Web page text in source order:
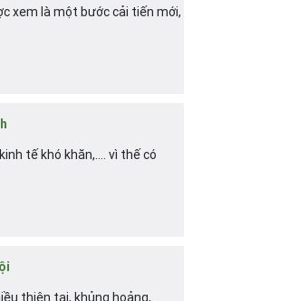
xem là một bước cải tiến mới,
tế khó khăn,.... vì thế có
thiên tai, khủng hoảng,